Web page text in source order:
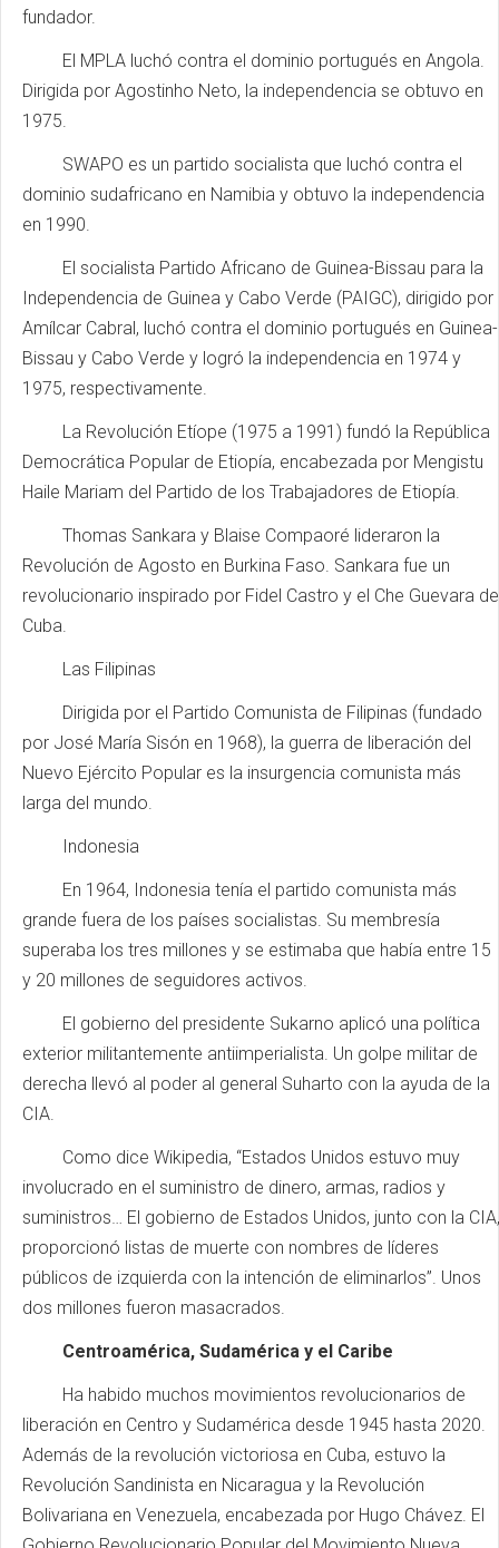
fundador.
El MPLA luchó contra el dominio portugués en Angola.
Dirigida por Agostinho Neto, la independencia se obtuvo en
1975.
SWAPO es un partido socialista que luchó contra el
dominio sudafricano en Namibia y obtuvo la independencia
en 1990.
El socialista Partido Africano de Guinea-Bissau para la
Independencia de Guinea y Cabo Verde (PAIGC), dirigido por
Amílcar Cabral, luchó contra el dominio portugués en Guinea-
Bissau y Cabo Verde y logró la independencia en 1974 y
1975, respectivamente.
La Revolución Etíope (1975 a 1991) fundó la República
Democrática Popular de Etiopía, encabezada por Mengistu
Haile Mariam del Partido de los Trabajadores de Etiopía.
Thomas Sankara y Blaise Compaoré lideraron la
Revolución de Agosto en Burkina Faso. Sankara fue un
revolucionario inspirado por Fidel Castro y el Che Guevara de
Cuba.
Las Filipinas
Dirigida por el Partido Comunista de Filipinas (fundado
por José María Sisón en 1968), la guerra de liberación del
Nuevo Ejército Popular es la insurgencia comunista más
larga del mundo.
Indonesia
En 1964, Indonesia tenía el partido comunista más
grande fuera de los países socialistas. Su membresía
superaba los tres millones y se estimaba que había entre 15
y 20 millones de seguidores activos.
El gobierno del presidente Sukarno aplicó una política
exterior militantemente antiimperialista. Un golpe militar de
derecha llevó al poder al general Suharto con la ayuda de la
CIA.
Como dice Wikipedia, “Estados Unidos estuvo muy
involucrado en el suministro de dinero, armas, radios y
suministros… El gobierno de Estados Unidos, junto con la CIA,
proporcionó listas de muerte con nombres de líderes
públicos de izquierda con la intención de eliminarlos”. Unos
dos millones fueron masacrados.
Centroamérica, Sudamérica y el Caribe
Ha habido muchos movimientos revolucionarios de
liberación en Centro y Sudamérica desde 1945 hasta 2020.
Además de la revolución victoriosa en Cuba, estuvo la
Revolución Sandinista en Nicaragua y la Revolución
Bolivariana en Venezuela, encabezada por Hugo Chávez. El